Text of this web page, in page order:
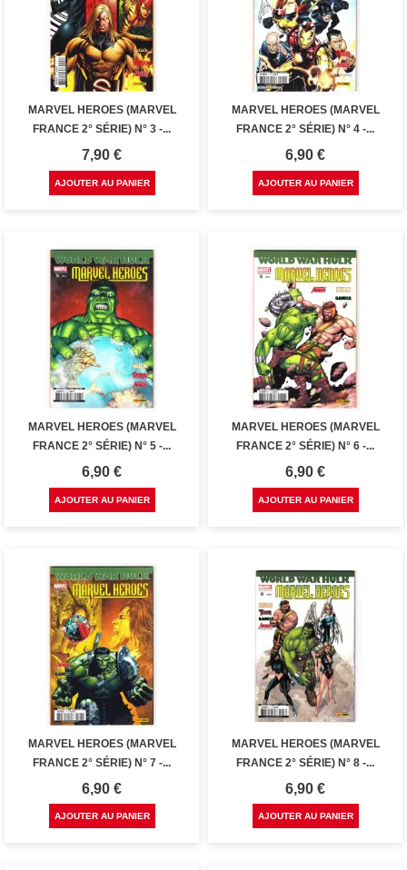
MARVEL HEROES (MARVEL
FRANCE 2° SÉRIE) N° 3 -...
Prix
7,90 €
AJOUTER AU PANIER
MARVEL HEROES (MARVEL
FRANCE 2° SÉRIE) N° 4 -...
Prix
6,90 €
AJOUTER AU PANIER
MARVEL HEROES (MARVEL
FRANCE 2° SÉRIE) N° 5 -...
Prix
6,90 €
AJOUTER AU PANIER
MARVEL HEROES (MARVEL
FRANCE 2° SÉRIE) N° 6 -...
Prix
6,90 €
AJOUTER AU PANIER
MARVEL HEROES (MARVEL
FRANCE 2° SÉRIE) N° 7 -...
Prix
6,90 €
AJOUTER AU PANIER
MARVEL HEROES (MARVEL
FRANCE 2° SÉRIE) N° 8 -...
Prix
6,90 €
AJOUTER AU PANIER